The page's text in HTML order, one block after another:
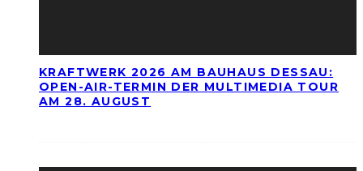
KRAFTWERK 2026 AM BAUHAUS DESSAU:
OPEN-AIR-TERMIN DER MULTIMEDIA TOUR
AM 28. AUGUST